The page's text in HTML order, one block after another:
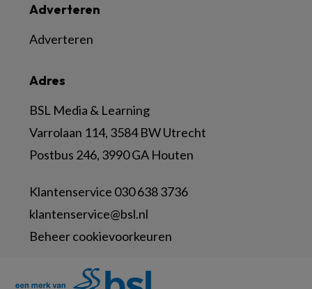
Adres
BSL Media & Learning
Varrolaan 114, 3584 BW Utrecht
Postbus 246, 3990 GA Houten
Klantenservice 030 638 3736
klantenservice@bsl.nl
Beheer cookievoorkeuren
Adverteren
Adverteren